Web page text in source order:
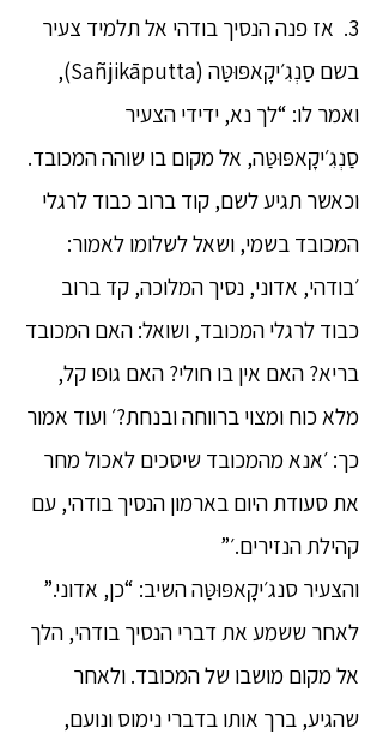
3. אז פנה הנסיך בודהי אל תלמיד צעיר
בשם סַנְגִ׳יקָאפּוּטַּה (Sañjikāputta),
ואמר לו: “לך נא, ידידי הצעיר
סַנְגִ׳יקָאפּוּטַּה, אל מקום בו שוהה המכובד.
וכאשר תגיע לשם, קוד ברוב כבוד לרגלי
המכובד בשמי, ושאל לשלומו לאמור:
׳בודהי, אדוני, נסיך המלוכה, קד ברוב
כבוד לרגלי המכובד, ושואל: האם המכובד
בריא? האם אין בו חולי? האם גופו קל,
מלא כוח ומצוי ברווחה ובנחת?׳ ועוד אמור
כך: ׳אנא מהמכובד שיסכים לאכול מחר
את סעודת היום בארמון הנסיך בודהי, עם
קהילת הנזירים.׳”
והצעיר סנג׳יקָאפּוּטַּה השיב: “כן, אדוני.”
לאחר ששמע את דברי הנסיך בודהי, הלך
אל מקום מושבו של המכובד. ולאחר
שהגיע, ברך אותו בדברי נימוס ונועם,